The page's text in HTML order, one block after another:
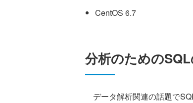
CentOS 6.7
分析のための
データ解析関連の話題で